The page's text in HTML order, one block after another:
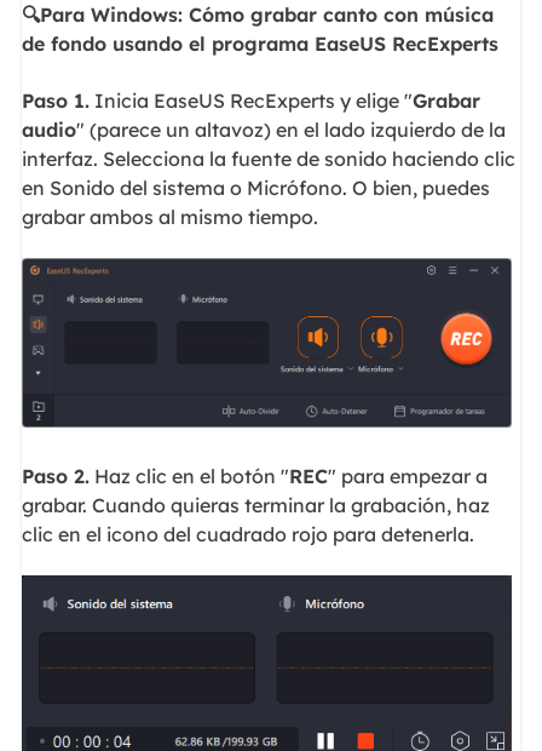
🔍Para Windows: Cómo grabar canto con música
de fondo usando el programa EaseUS RecExperts
Paso 1.Inicia EaseUS RecExperts y elige "Grabar
audio" (parece un altavoz) en el lado izquierdo de la
interfaz. Selecciona la fuente de sonido haciendo clic
en Sonido del sistema o Micrófono. O bien, puedes
grabar ambos al mismo tiempo.
Paso 2.Haz clic en el botón "REC" para empezar a
grabar. Cuando quieras terminar la grabación, haz
clic en el icono del cuadrado rojo para detenerla.